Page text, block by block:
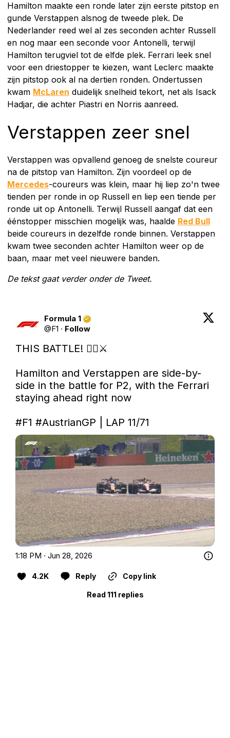
Hamilton maakte een ronde later zijn eerste pitstop en
gunde Verstappen alsnog de tweede plek. De
Nederlander reed wel al zes seconden achter Russell
en nog maar een seconde voor Antonelli, terwijl
Hamilton terugviel tot de elfde plek. Ferrari leek snel
voor een driestopper te kiezen, want Leclerc maakte
zijn pitstop ook al na dertien ronden. Ondertussen
kwam McLaren duidelijk snelheid tekort, net als Isack
Hadjar, die achter Piastri en Norris aanreed.
Verstappen zeer snel
Verstappen was opvallend genoeg de snelste coureur
na de pitstop van Hamilton. Zijn voordeel op de
Mercedes-coureurs was klein, maar hij liep zo'n twee
tienden per ronde in op Russell en liep een tiende per
ronde uit op Antonelli. Terwijl Russell aangaf dat een
éénstopper misschien mogelijk was, haalde Red Bull
beide coureurs in dezelfde ronde binnen. Verstappen
kwam twee seconden achter Hamilton weer op de
baan, maar met veel nieuwere banden.
De tekst gaat verder onder de Tweet.
Formula 1
@F1 · Follow
THIS BATTLE! 😮‍💨⚔️
Hamilton and Verstappen are side-by-
side in the battle for P2, with the Ferrari
staying ahead right now
#F1 #AustrianGP | LAP 11/71
1:18 PM · Jun 28, 2026
4.2K Reply Copy link
Read 111 replies